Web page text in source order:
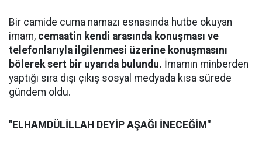
Bir camide cuma namazı esnasında hutbe okuyan
imam, cemaatin kendi arasında konuşması ve
telefonlarıyla ilgilenmesi üzerine konuşmasını
bölerek sert bir uyarıda bulundu. İmamın minberden
yaptığı sıra dışı çıkış sosyal medyada kısa sürede
gündem oldu.
"ELHAMDÜLİLLAH DEYİP AŞAĞI İNECEĞİM"